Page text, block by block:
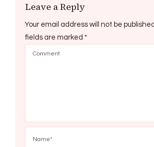
Leave a Reply
Your email address will not be
fields are marked *